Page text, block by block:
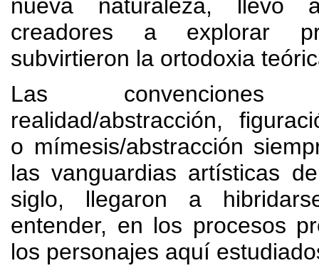
nueva naturaleza,
llevó
creadores a explorar
subvirtieron la ortodoxia
Las convenciones
realidad/abstracción,
o mímesis/abstracción
las vanguardias artísticas
siglo, llegaron a
entender, en los procesos
los personajes aquí